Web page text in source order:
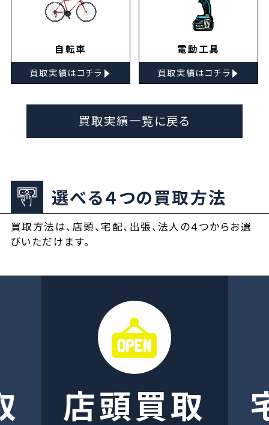
自転車
買取実績はコチラ ▸
電動工具
買取実績はコチラ ▸
買取実績一覧に戻る
選べる４つの買取方法
買取方法は、店頭、宅配、出張、法人の４つからお選
びいただけます。
店頭買取